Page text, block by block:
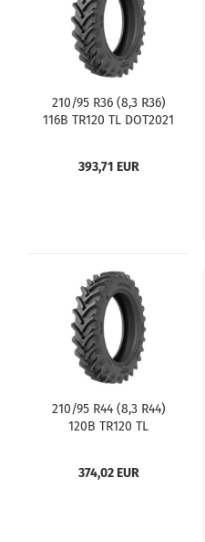
210/95 R36 (8,3 R36)
116B TR120 TL DOT2021
393,71 EUR
210/95 R44 (8,3 R44)
120B TR120 TL
374,02 EUR